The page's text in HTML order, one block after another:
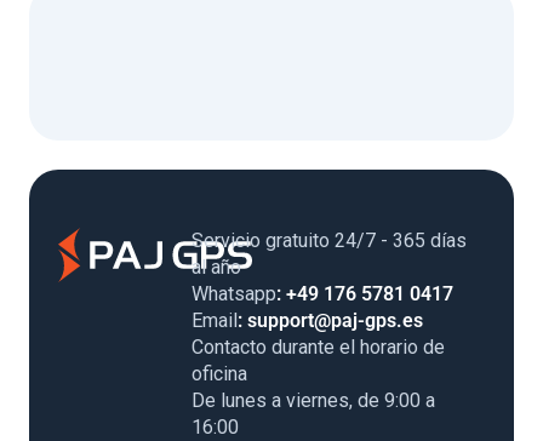
Servicio gratuito 24/7 - 365 días
al año
Whatsapp: +49 176 5781 0417
Email : support@paj-gps.es
Contacto durante el horario de
oficina
De lunes a viernes, de 9:00 a
16:00